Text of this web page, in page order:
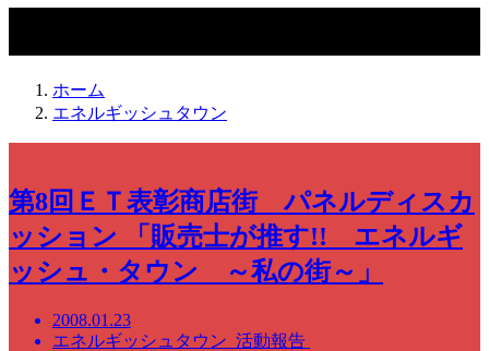
ホーム
エネルギッシュタウン
第8回ＥＴ表彰商店街 パネルディスカ
ッション 「販売士が推す!! エネルギ
ッシュ・タウン ～私の街～」
2008.01.23
エネルギッシュタウン 活動報告